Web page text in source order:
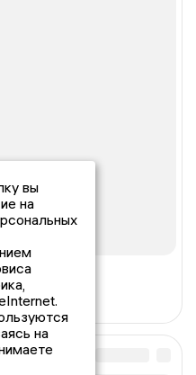
вы
на
на